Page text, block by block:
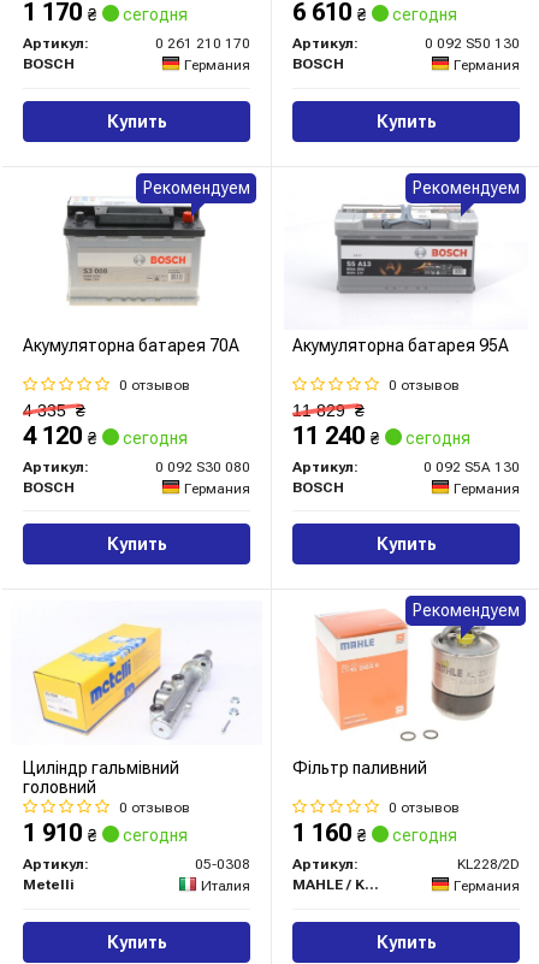
1 170 ₴ сегодня
Артикул:
0 261 210 170
BOSCH
Германия
Купить
6 610 ₴ сегодня
Артикул:
0 092 S50 130
BOSCH
Германия
Купить
Акумуляторна батарея 70А
0 отзывов
4 335₴
4 120 ₴ сегодня
Артикул:
0 092 S30 080
BOSCH
Германия
Купить
Рекомендуем
Акумуляторна батарея 95А
0 отзывов
11 829₴
11 240 ₴ сегодня
Артикул:
0 092 S5A 130
BOSCH
Германия
Купить
Рекомендуем
Циліндр гальмівний
головний
0 отзывов
1 910 ₴ сегодня
Артикул:
05-0308
Metelli
Италия
Купить
Фільтр паливний
0 отзывов
1 160 ₴ сегодня
Артикул:
KL228/2D
MAHLE / KNECHT
Германия
Купить
Рекомендуем